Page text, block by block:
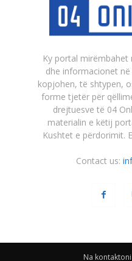
Ky portal mirëmbahet
dhe informacionet
kopjohen, të shtypen,
forme tjetër për
drejtuesve të 04
materialin e këtij
Kushtet e përdorimit.
Contact us:
Na kontaktoni